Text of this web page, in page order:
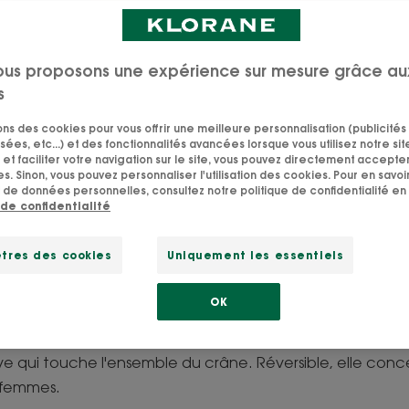
une chute de
cheveux toujours plus nombreux dans le siphon
oreiller, votre cuir chevelu est de plus en plus
peut-être. Mais de quel type ?
types de chutes de cheveux :
réactionnelle, qui peut survenir après un choc
aiguë, elle se caractérise par une chute de
qui touche l'ensemble du crâne. Réversible, elle
proposons une expérience sur mesure grâce
des cookies pour vous offrir une meilleure personnalisation (publicités
etc...) et des fonctionnalités avancées lorsque vous utilisez notre
et faciliter votre navigation sur le site, vous pouvez directement
Sinon, vous pouvez personnaliser l'utilisation des cookies. Pour en
données personnelles, consultez notre politique de confidentialité en
confidentialité
des cookies Uniquement les essentiels
OK